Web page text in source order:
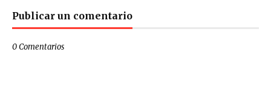
Publicar un comentario
0 Comentarios